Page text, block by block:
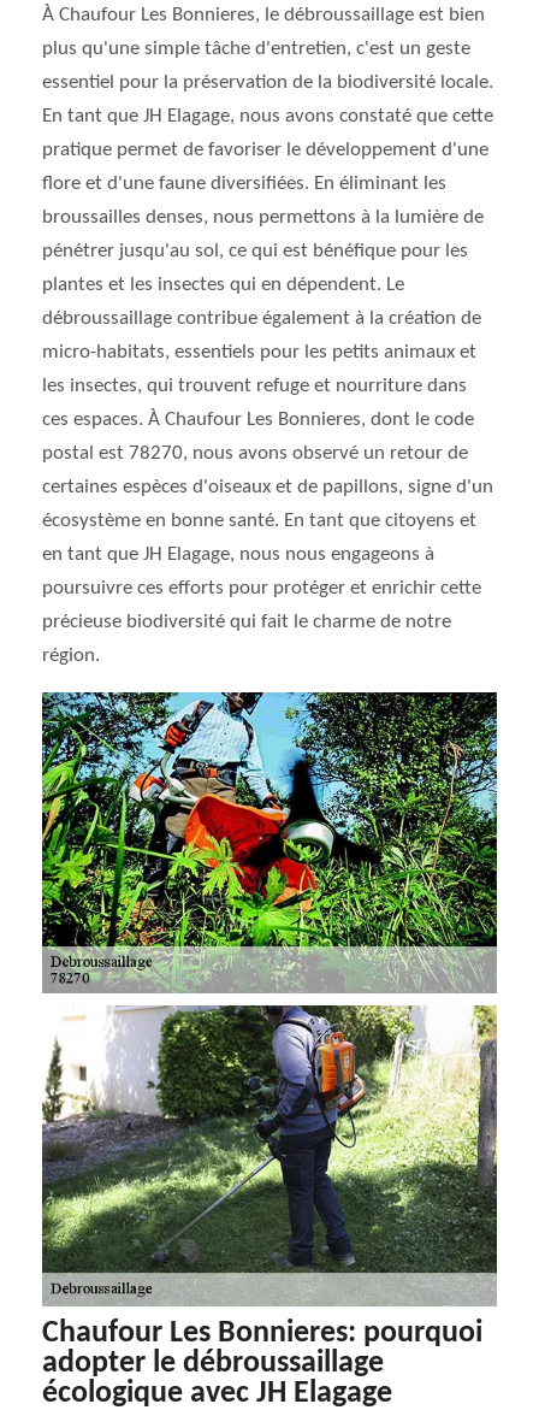
À Chaufour Les Bonnieres, le débroussaillage est bien
plus qu'une simple tâche d'entretien, c'est un geste
essentiel pour la préservation de la biodiversité locale.
En tant que JH Elagage, nous avons constaté que cette
pratique permet de favoriser le développement d'une
flore et d'une faune diversifiées. En éliminant les
broussailles denses, nous permettons à la lumière de
pénétrer jusqu'au sol, ce qui est bénéfique pour les
plantes et les insectes qui en dépendent. Le
débroussaillage contribue également à la création de
micro-habitats, essentiels pour les petits animaux et
les insectes, qui trouvent refuge et nourriture dans
ces espaces. À Chaufour Les Bonnieres, dont le code
postal est 78270, nous avons observé un retour de
certaines espèces d'oiseaux et de papillons, signe d'un
écosystème en bonne santé. En tant que citoyens et
en tant que JH Elagage, nous nous engageons à
poursuivre ces efforts pour protéger et enrichir cette
précieuse biodiversité qui fait le charme de notre
région.
Chaufour Les Bonnieres: pourquoi
adopter le débroussaillage
écologique avec JH Elagage